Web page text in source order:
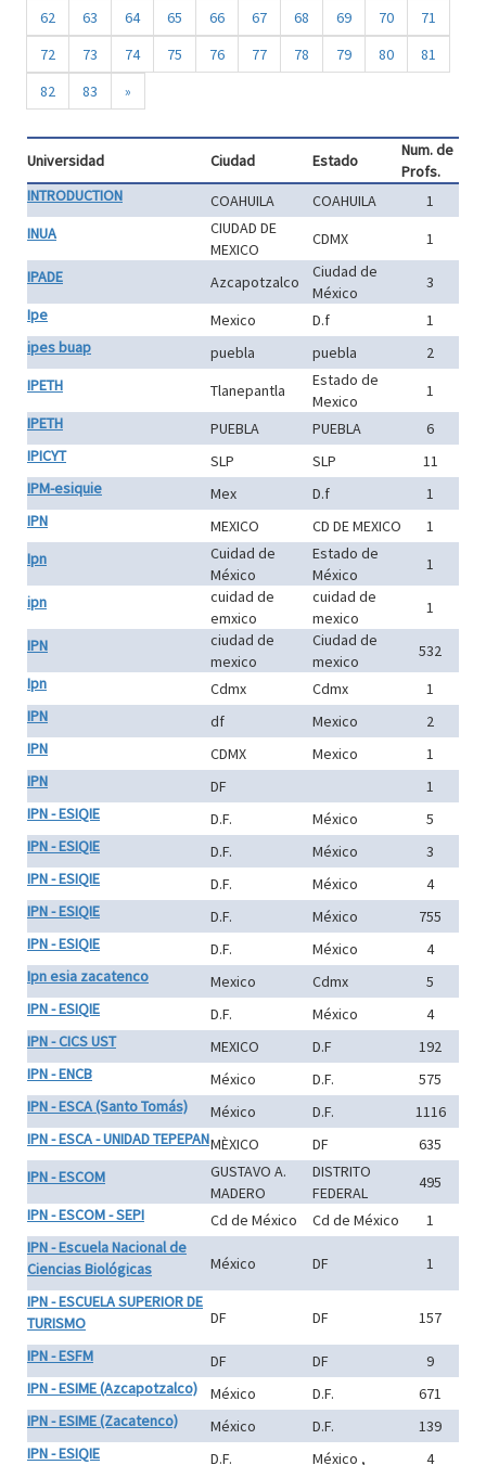
62
63 64 65 66 67 68 69 70
71
72
73 74 75 76 77 78 79 80
81
82
83 »
Universidad Ciudad Estado
Num. de
Profs.
INTRODUCTION
COAHUILA COAHUILA
1
INUA
CIUDAD DE
MEXICO
CDMX
1
IPADE
Azcapotzalco
Ciudad de
México
3
Ipe
Mexico D.f
1
ipes buap
puebla puebla
2
IPETH
Tlanepantla
Estado de
Mexico
1
IPETH
PUEBLA PUEBLA
6
IPICYT
SLP SLP
11
IPM-esiquie
Mex D.f
1
IPN
MEXICO CD DE MEXICO
1
Ipn
Cuidad de
México
Estado de
México
1
ipn
cuidad de
emxico
cuidad de
mexico
1
IPN
ciudad de
mexico
Ciudad de
mexico
532
Ipn
Cdmx Cdmx
1
IPN
df Mexico
2
IPN
CDMX Mexico
1
IPN
DF
1
IPN - ESIQIE
D.F. México
5
IPN - ESIQIE
D.F. México
3
IPN - ESIQIE
D.F. México
4
IPN - ESIQIE
D.F. México
755
IPN - ESIQIE
D.F. México
4
Ipn esia zacatenco
Mexico Cdmx
5
IPN - ESIQIE
D.F. México
4
IPN - CICS UST
MEXICO D.F
192
IPN - ENCB
México D.F.
575
IPN - ESCA (Santo Tomás)
México D.F.
1116
IPN - ESCA - UNIDAD TEPEPANMÈXICO DF
635
IPN - ESCOM
GUSTAVO A.
MADERO
DISTRITO
FEDERAL
495
IPN - ESCOM - SEPI
Cd de México Cd de México
1
IPN - Escuela Nacional de
Ciencias Biológicas
México DF
1
IPN - ESCUELA SUPERIOR DE
TURISMO
DF DF
157
IPN - ESFM
DF DF
9
IPN - ESIME (Azcapotzalco)
México D.F.
671
IPN - ESIME (Zacatenco)
México D.F.
139
IPN - ESIQIE
D.F. México , 4